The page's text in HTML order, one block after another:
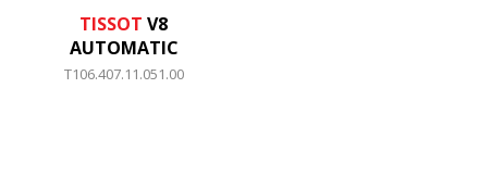
TISSOT V8
AUTOMATIC
T106.407.11.051.00